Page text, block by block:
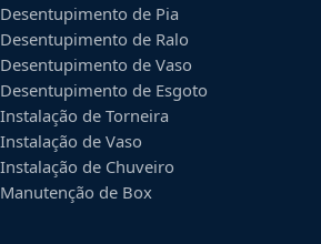
Desentupimento de Pia
Desentupimento de Ralo
Desentupimento de Vaso
Desentupimento de Esgoto
Instalação de Torneira
Instalação de Vaso
Instalação de Chuveiro
Manutenção de Box